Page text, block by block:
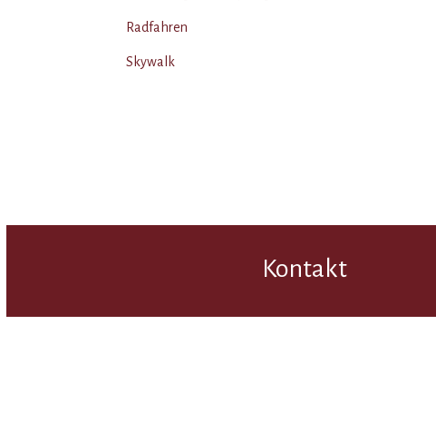
Radfahren
Skywalk
Kontakt